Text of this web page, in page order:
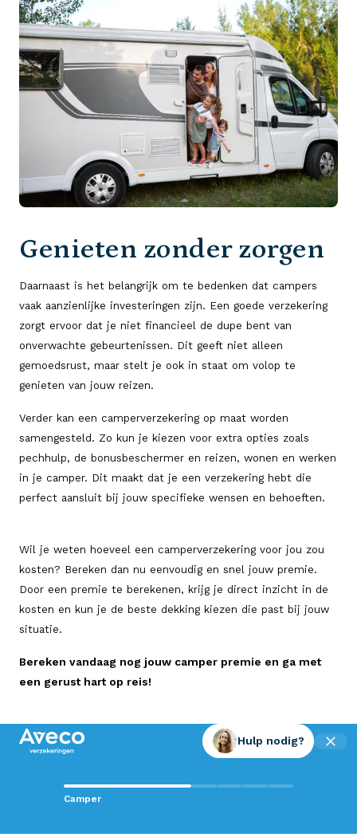
Genieten zonder zorgen
Daarnaast is het belangrijk om te bedenken dat campers
vaak aanzienlijke investeringen zijn. Een goede verzekering
zorgt ervoor dat je niet financieel de dupe bent van
onverwachte gebeurtenissen. Dit geeft niet alleen
gemoedsrust, maar stelt je ook in staat om volop te
genieten van jouw reizen.
Verder kan een camperverzekering op maat worden
samengesteld. Zo kun je kiezen voor extra opties zoals
pechhulp, de bonusbeschermer en reizen, wonen en werken
in je camper. Dit maakt dat je een verzekering hebt die
perfect aansluit bij jouw specifieke wensen en behoeften.
Wil je weten hoeveel een camperverzekering voor jou zou
kosten? Bereken dan nu eenvoudig en snel jouw premie.
Door een premie te berekenen, krijg je direct inzicht in de
kosten en kun je de beste dekking kiezen die past bij jouw
situatie.
Bereken vandaag nog jouw camper premie en ga met
een gerust hart op reis!
Camper
Hulp nodig?
Contact met Aveco?
Wij staan voor je klaar!